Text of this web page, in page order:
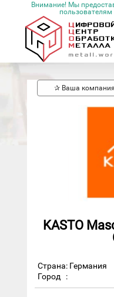
Внимание! Мы
✰ Ваша
KASTO
Страна: Германия
Город
: